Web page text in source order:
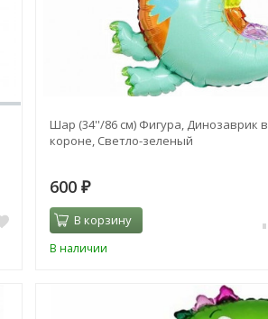
Шар (34''/86 см) Фигура, Динозаврик в
короне, Светло-зеленый
600 ₽
В корзину
В наличии